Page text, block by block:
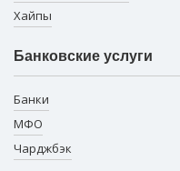
Хайпы
Банковские услуги
Банки
МФО
Чарджбэк